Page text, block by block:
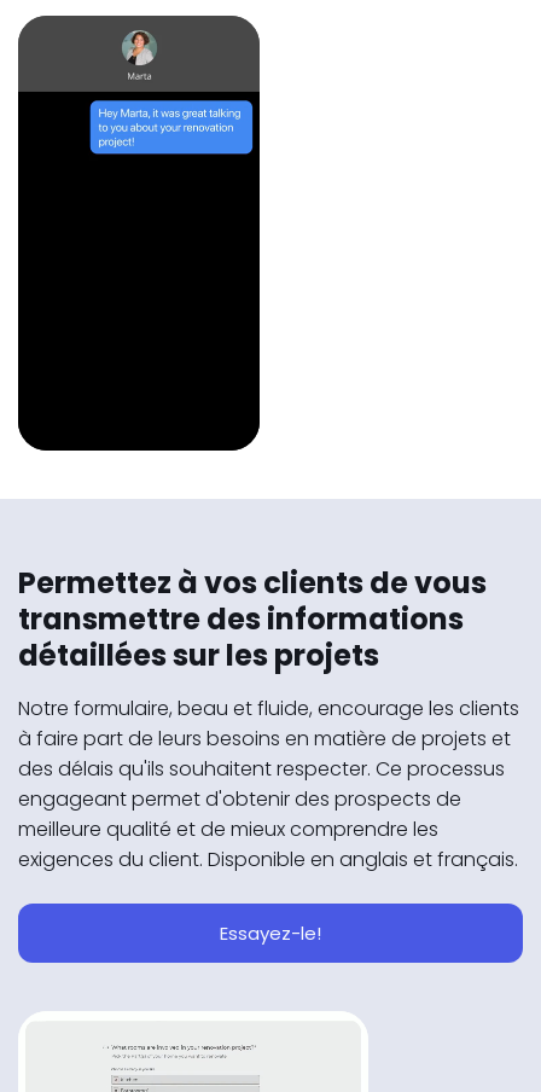
Permettez à vos clients de vous
transmettre des informations
détaillées sur les projets
Notre formulaire, beau et fluide, encourage les clients
à faire part de leurs besoins en matière de projets et
des délais qu'ils souhaitent respecter. Ce processus
engageant permet d'obtenir des prospects de
meilleure qualité et de mieux comprendre les
exigences du client. Disponible en anglais et français.
Essayez-le!